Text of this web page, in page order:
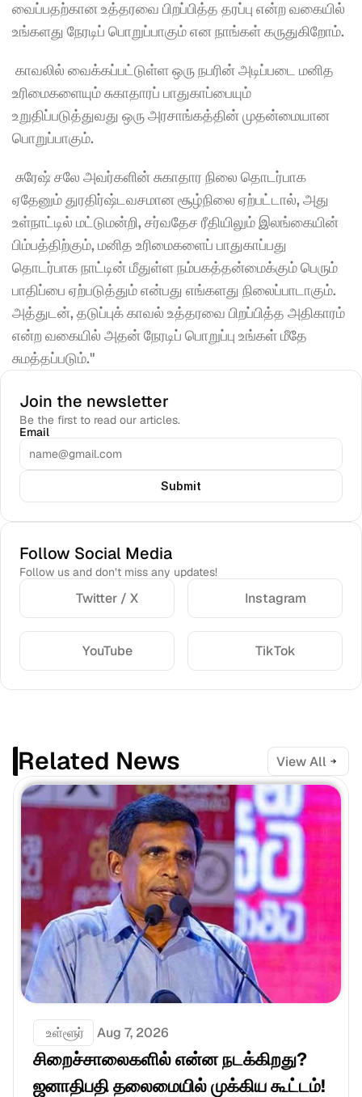
வைப்பதற்கான உத்தரவை பிறப்பித்த தரப்பு என்ற வகையில்
உங்களது நேரடிப் பொறுப்பாகும் என நாங்கள் கருதுகிறோம்.
காவலில் வைக்கப்பட்டுள்ள ஒரு நபரின் அடிப்படை மனித
உரிமைகளையும் சுகாதாரப் பாதுகாப்பையும்
உறுதிப்படுத்துவது ஒரு அரசாங்கத்தின் முதன்மையான
பொறுப்பாகும்.
சுரேஷ் சலே அவர்களின் சுகாதார நிலை தொடர்பாக
ஏதேனும் துரதிர்ஷ்டவசமான சூழ்நிலை ஏற்பட்டால், அது
உள்நாட்டில் மட்டுமன்றி, சர்வதேச ரீதியிலும் இலங்கையின்
பிம்பத்திற்கும், மனித உரிமைகளைப் பாதுகாப்பது
தொடர்பாக நாட்டின் மீதுள்ள நம்பகத்தன்மைக்கும் பெரும்
பாதிப்பை ஏற்படுத்தும் என்பது எங்களது நிலைப்பாடாகும்.
அத்துடன், தடுப்புக் காவல் உத்தரவை பிறப்பித்த அதிகாரம்
என்ற வகையில் அதன் நேரடிப் பொறுப்பு உங்கள் மீதே
சுமத்தப்படும்."
Join the newsletter
Be the first to read our articles.
Email
Submit
Follow Social Media
Follow us and don’t miss any updates!
Twitter / X Instagram
YouTube TikTok
Related News View All
உள்ளூர் Aug 7, 2026
சிறைச்சாலைகளில் என்ன நடக்கிறது?
ஜனாதிபதி தலைமையில் முக்கிய கூட்டம்!